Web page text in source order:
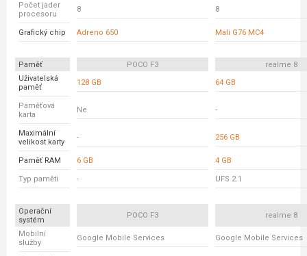
Počet jader
procesoru
8 8
Grafický chip Adreno 650 Mali G76 MC4
Paměť POCO F3
realme 8
Uživatelská
paměť
128 GB 64 GB
Paměťová
karta
Ne -
Maximální
velikost karty
- 256 GB
Paměť RAM 6 GB 4 GB
Typ paměti - UFS 2.1
Operační
systém
POCO F3 realme 8
Mobilní
služby
Google Mobile Services Google Mobile Services